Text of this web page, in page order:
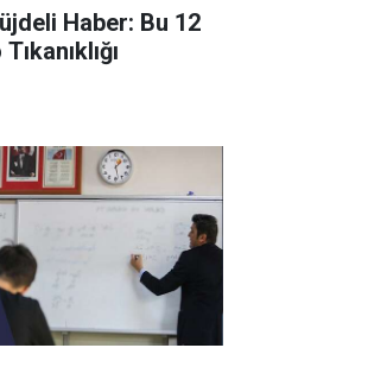
Haber: Bu 12